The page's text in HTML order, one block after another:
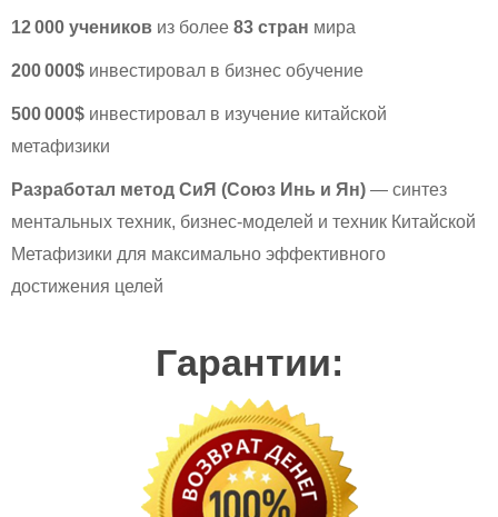
12 000 учеников из более83 стран мира
200 000$ инвестировал в бизнес обучение
500 000$ инвестировал в изучение китайской
метафизики
Разработал метод СиЯ (Союз Инь и Ян) — синтез
ментальных техник, бизнес-моделей и техник Китайской
Метафизики для максимально эффективного
достижения целей
Гарантии: